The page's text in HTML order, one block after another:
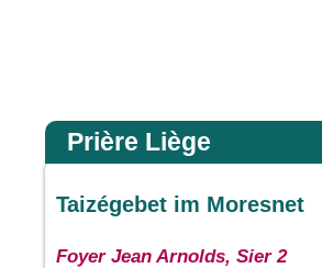
Prière Liège
Taizégebet im Moresnet
Foyer Jean Arnolds, Sier 2